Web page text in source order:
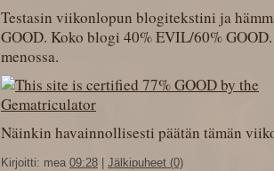
Testasin viikonlopun blogitekstini ja
GOOD. Koko blogi 40% EVIL/60%
menossa.
Näinkin havainnollisesti päätän tämän
Kirjoitti: mea 09:28 Jälkipuheet (0)